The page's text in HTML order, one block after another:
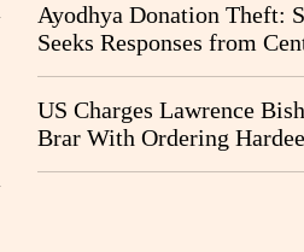
Ayodhya Donation Theft:
Seeks Responses from
Government and Ram
CBI Probe Pleas
US Charges Lawrence
Brar With Ordering
2023 Killing in Canada